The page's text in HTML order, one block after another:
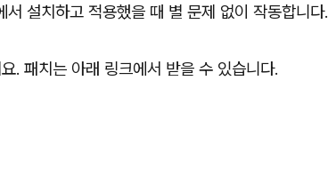
설치하고 적용했을 때 별 문제 없이 작동합니다.
. 패치는 아래 링크에서 받을 수 있습니다.